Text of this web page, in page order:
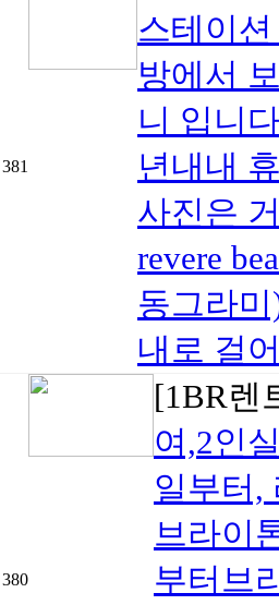
381
스테이
방에서
니 입니
년내내
사진은
revere
동그라
내로 걸
380
[1BR렌
여,2인
일부터,
브라이
부터브